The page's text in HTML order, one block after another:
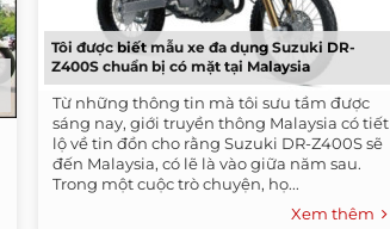
Tôi được biết mẫu xe đa dụng Suzuki DR-
Z400S chuẩn bị có mặt tại Malaysia
Từ những thông tin mà tôi sưu tầm được
sáng nay, giới truyền thông Malaysia có tiết
lộ về tin đồn cho rằng Suzuki DR-Z400S sẽ
đến Malaysia, có lẽ là vào giữa năm sau.
Trong một cuộc trò chuyện, họ...
Xem thêm